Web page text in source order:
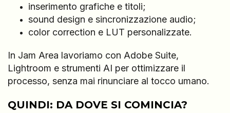
inserimento grafiche e titoli;
sound design e sincronizzazione audio;
color correction e LUT personalizzate.
In Jam Area lavoriamo con Adobe Suite,
Lightroom e strumenti AI per ottimizzare il
processo, senza mai rinunciare al tocco umano.
QUINDI: DA DOVE SI COMINCIA?